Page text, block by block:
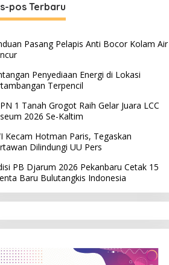
pos Terbaru
Pasang Pelapis Anti Bocor Kolam Air
Penyediaan Energi di Lokasi
Terpencil
1 Tanah Grogot Raih Gelar Juara LCC
2026 Se-Kaltim
Kecam Hotman Paris, Tegaskan
Dilindungi UU Pers
PB Djarum 2026 Pekanbaru Cetak 15
Baru Bulutangkis Indonesia